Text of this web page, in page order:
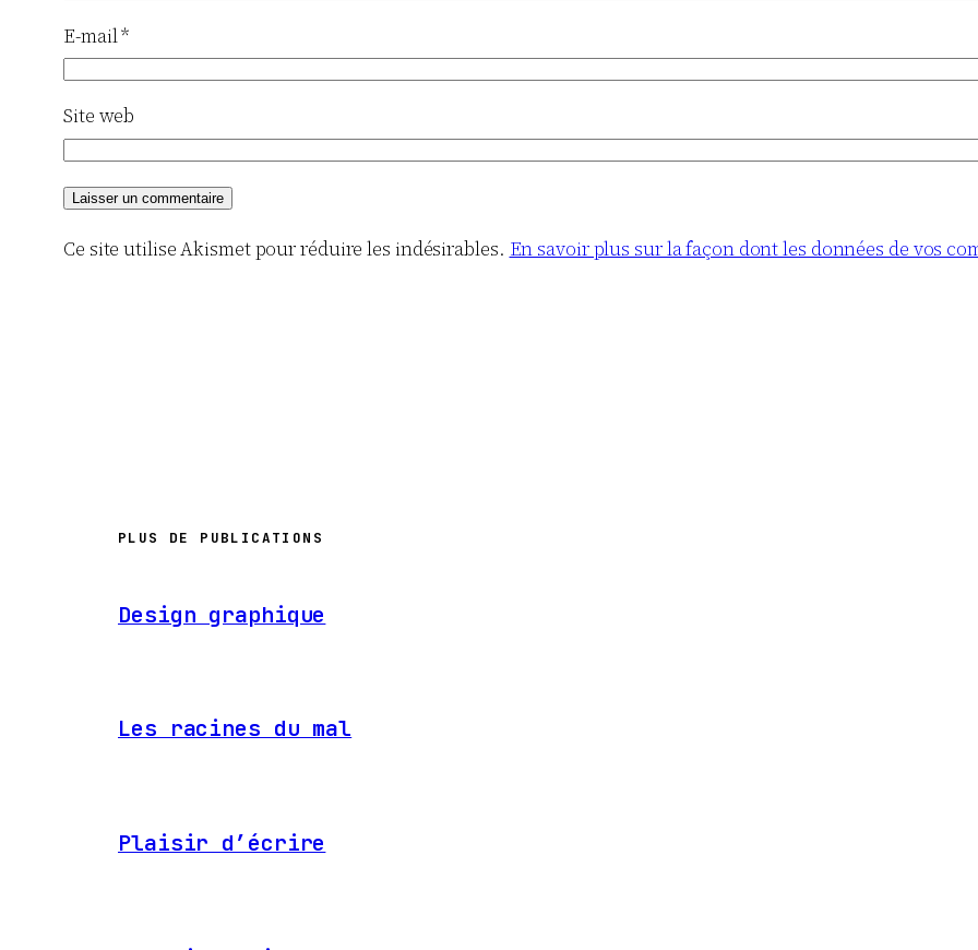
E-mail*
Site web
Ce site utilise Akismet pour réduire les indésirables. En savoir plus sur la façon dont les données de vos
PLUS DE PUBLICATIONS
Design graphique
Les racines du mal
Plaisir d’écrire